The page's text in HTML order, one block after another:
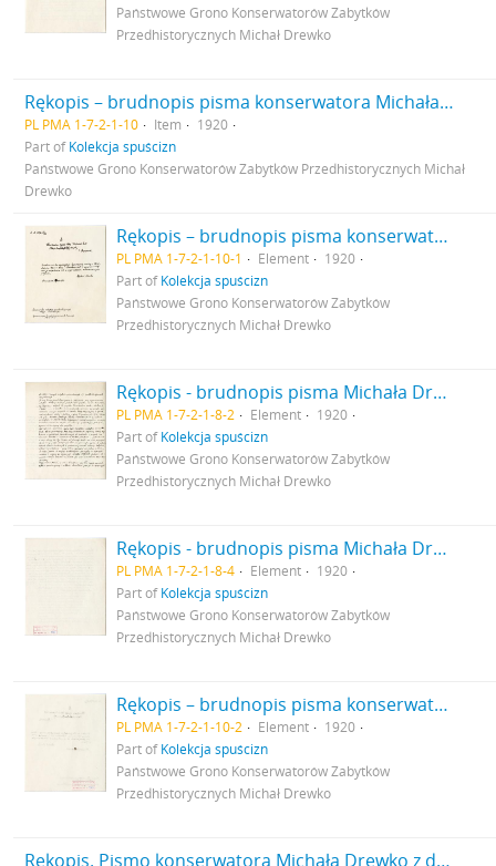
Państwowe Grono Konserwatorów Zabytków
Przedhistorycznych Michał Drewko
Rękopis – brudnopis pisma konserwatora Michała Drewko z dnia 30 maja 1920 r. do Ministerstwa Wyznań Religijnych i Oświecenia Publicznego Sekcja Nauk i Szkół Wyższych w Warszawie. Pismo przewodnie do odsyłanych do ministerstwa dwóch egzemplarzy umowy podpisanych przez p. M. Drewko
PL PMA 1-7-2-1-10 Item
1920
Part ofKolekcja spuścizn
Państwowe Grono Konserwatorów Zabytków Przedhistorycznych Michał
Drewko
Rękopis – brudnopis pisma konserwatora Michała Drewko z dnia 30 maja 1920 r. do Ministerstwa Wyznań Religijnych i Oświecenia Publicznego Sekcja Nauk i Szkół Wyższych w Warszawie. Pismo przewodnie do odsyłanych do ministerstwa dwóch egzemplarzy umowy podpisanych przez p. M. Drewko s. 1
PL PMA 1-7-2-1-10-1 Element
1920
Part ofKolekcja spuścizn
Państwowe Grono Konserwatorów Zabytków
Przedhistorycznych Michał Drewko
Rękopis - brudnopis pisma Michała Drewko z dnia 7 maja 1920 r. do Prezydium Państwowego Grona Konserwatorów Zabytków Przedhistorycznych w Warszawie. Pismo - opinia w sprawie projektu ustawy w przedmiocie ochrony krajobrazu zabytków przyrody sztuki i zabytków archeologicznych przy przeprowadzaniu reformy rolnej. Nr kanc. pisma 30 s. 2: cd.
PL PMA 1-7-2-1-8-2 Element
1920
Part ofKolekcja spuścizn
Państwowe Grono Konserwatorów Zabytków
Przedhistorycznych Michał Drewko
Rękopis - brudnopis pisma Michała Drewko z dnia 7 maja 1920 r. do Prezydium Państwowego Grona Konserwatorów Zabytków Przedhistorycznych w Warszawie. Pismo - opinia w sprawie projektu ustawy w przedmiocie ochrony krajobrazu zabytków przyrody sztuki i zabytków archeologicznych przy przeprowadzaniu reformy rolnej. Nr kanc. pisma 30 s. 4: strona z pieczątką Działu Dokumentacji PMA.
PL PMA 1-7-2-1-8-4 Element
1920
Part ofKolekcja spuścizn
Państwowe Grono Konserwatorów Zabytków
Przedhistorycznych Michał Drewko
Rękopis – brudnopis pisma konserwatora Michała Drewko z dnia 30 maja 1920 r. do Ministerstwa Wyznań Religijnych i Oświecenia Publicznego Sekcja Nauk i Szkół Wyższych w Warszawie. Pismo przewodnie do odsyłanych do ministerstwa dwóch egzemplarzy umowy podpisanych przez p. M. Drewko s. 2: strona z pieczątką Działu Dokumentacji PMA
PL PMA 1-7-2-1-10-2 Element
1920
Part ofKolekcja spuścizn
Państwowe Grono Konserwatorów Zabytków
Przedhistorycznych Michał Drewko
Rękopis. Pismo konserwatora Michała Drewko z dnia 27 lipca 1920 r. do Prezydium Państwowego Grona Konserwatorów Zabytków Przedhistorycznych w Warszawie w sprawie nowego projektu organizacji ochrony zabytków archeologicznych. Nr kanc. pisma 1/20.